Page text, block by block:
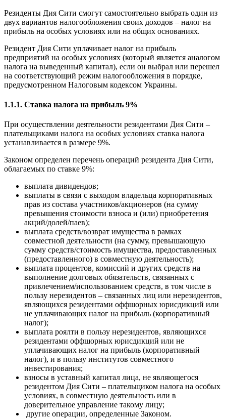
Резиденты Дия Сити смогут самостоятельно выбрать один из
двух вариантов налогообложения своих доходов – налог на
прибыль на особых условиях или на общих основаниях.
Резидент Дия Сити уплачивает налог на прибыль
предприятий на особых условиях (который является аналогом
налога на выведенный капитал), если он выбрал или перешел
на соответствующий режим налогообложения в порядке,
предусмотренном Налоговым кодексом Украины.
1.1.1. Ставка налога на прибыль 9%
При осуществлении деятельности резидентами Дия Сити –
плательщиками налога на особых условиях ставка налога
устанавливается в размере 9%.
Законом определен перечень операций резидента Дия Сити,
облагаемых по ставке 9%:
выплата дивидендов;
выплаты в связи с выходом владельца корпоративных
прав из состава участников/акционеров (на сумму
превышения стоимости взноса и (или) приобретения
акций/долей/паев);
выплата средств/возврат имущества в рамках
совместной деятельности (на сумму, превышающую
сумму средств/стоимость имущества, предоставленных
(предоставленного) в совместную деятельность);
выплата процентов, комиссий и других средств на
выполнение долговых обязательств, связанных с
привлечением/использованием средств, в том числе в
пользу нерезидентов – связанных лиц или нерезидентов,
являющихся резидентами оффшорных юрисдикций или
не уплачивающих налог на прибыль (корпоративный
налог);
выплата роялти в пользу нерезидентов, являющихся
резидентами оффшорных юрисдикций или не
уплачивающих налог на прибыль (корпоративный
налог), и в пользу институтов совместного
инвестирования;
взносы в уставный капитал лица, не являющегося
резидентом Дия Сити – плательщиком налога на особых
условиях, в совместную деятельность или в
доверительное управление такому лицу;
другие операции, определенные Законом.